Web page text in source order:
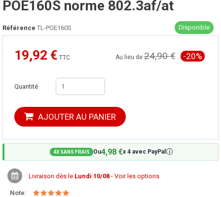
POE160S norme 802.3af/at
Référence TL-POE160S Disponible
19,92 € TTC
Moins cher ailleurs ? Au lieu de24,90 € -20%
Quantité
AJOUTER AU PANIER
4X SANS FRAIS Ou4,98 €x 4 avec PayPal🛈
Livraison dès le Lundi 10/08 - Voir les options
Note: